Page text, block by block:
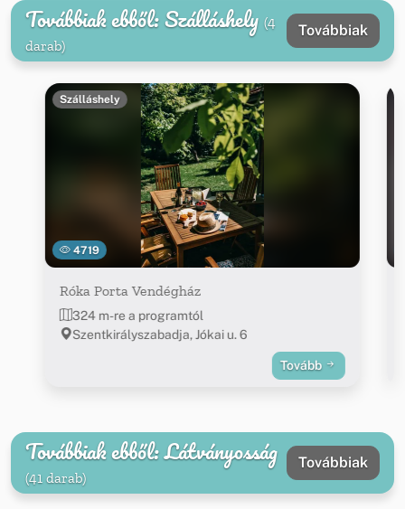
Továbbiak ebből: Szálláshely (4
darab)
Továbbiak
4719
Szálláshely
Róka Porta Vendégház
324 m-re a programtól
Szentkirályszabadja, Jókai u. 6
Tovább
Továbbiak ebből: Látványosság
(41 darab)
Továbbiak